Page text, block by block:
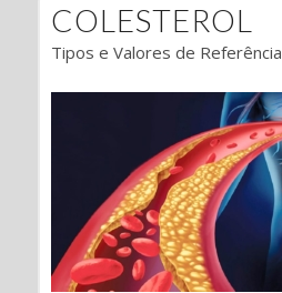
COLESTEROL
Tipos e Valores de Referência